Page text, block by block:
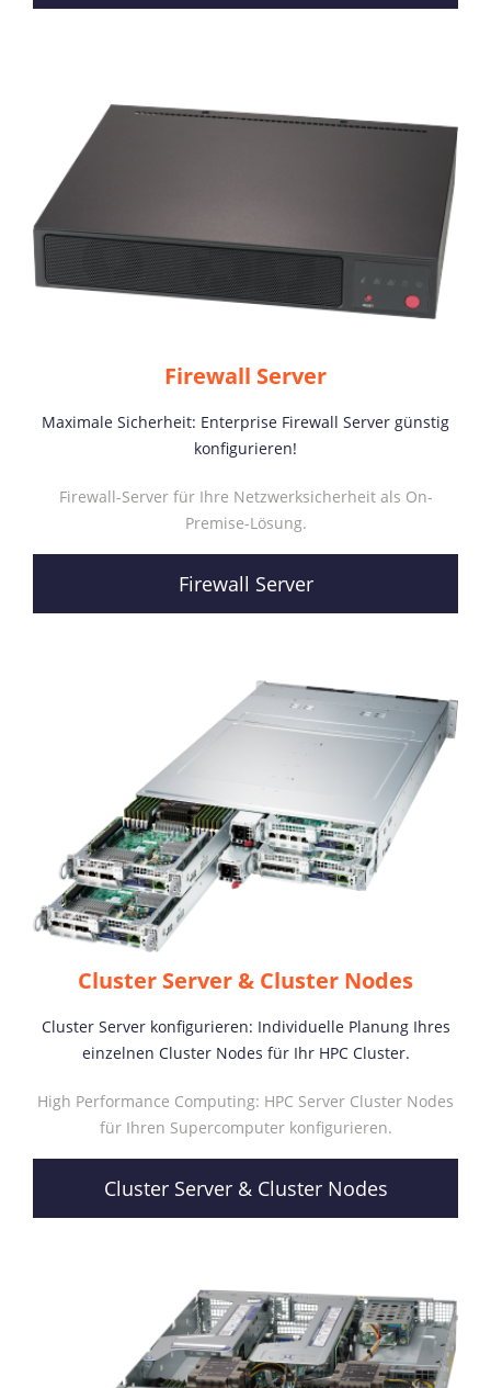
Firewall Server
Maximale Sicherheit: Enterprise Firewall Server günstig
konfigurieren!
Firewall-Server für Ihre Netzwerksicherheit als On-
Premise-Lösung.
Firewall Server
Cluster Server & Cluster Nodes
Cluster Server konfigurieren: Individuelle Planung Ihres
einzelnen Cluster Nodes für Ihr HPC Cluster.
High Performance Computing: HPC Server Cluster Nodes
für Ihren Supercomputer konfigurieren.
Cluster Server & Cluster Nodes